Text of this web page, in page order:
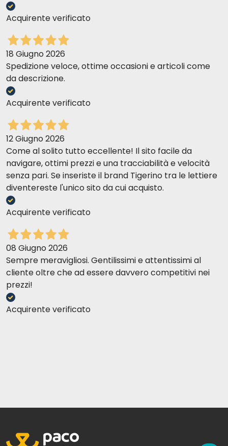
Acquirente verificato
18 Giugno 2026
Spedizione veloce, ottime occasioni e articoli come
da descrizione.
Acquirente verificato
12 Giugno 2026
Come al solito tutto eccellente! Il sito facile da
navigare, ottimi prezzi e una tracciabilità e velocità
senza pari. Se inseriste il brand Tigerino tra le lettiere
diventereste l'unico sito da cui acquisto.
Acquirente verificato
08 Giugno 2026
Sempre meravigliosi. Gentilissimi e attentissimi al
cliente oltre che ad essere davvero competitivi nei
prezzi!
Acquirente verificato